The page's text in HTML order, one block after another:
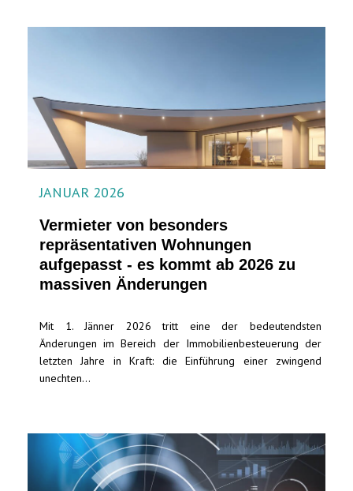
JANUAR 2026
Vermieter von besonders
repräsentativen Wohnungen
aufgepasst - es kommt ab 2026 zu
massiven Änderungen
Mit 1. Jänner 2026 tritt eine der bedeutendsten
Änderungen im Bereich der Immobilienbesteuerung der
letzten Jahre in Kraft: die Einführung einer zwingend
unechten...